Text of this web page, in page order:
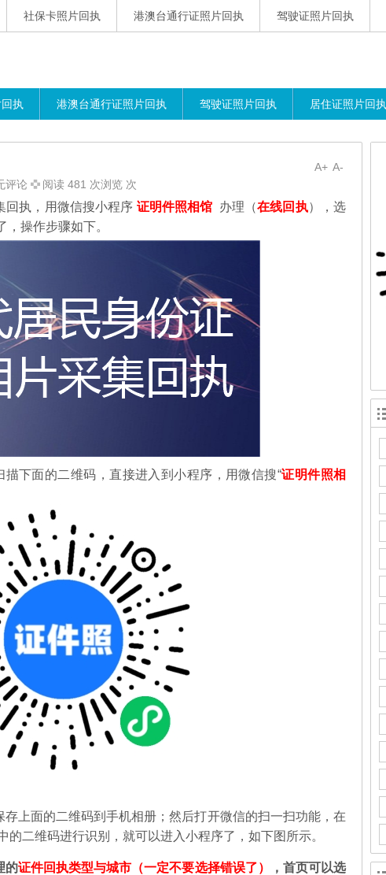
社保卡照片回执 港澳台通行证照片回执 驾驶证照片回执
执 港澳台通行证照片回执 驾驶证照片回执 居住证照片回执
A-
A+
评论 阅读 481 次浏览 次
回执，用微信搜小程序 证明件照相馆 办理（在线回执），选
操作步骤如下。
描下面的二维码，直接进入到小程序，用微信搜“证明件照相
上面的二维码到手机相册；然后打开微信的扫一扫功能，在
的二维码进行识别，就可以进入小程序了，如下图所示。
的证件回执类型与城市（一定不要选择错误了）
，首页可以选